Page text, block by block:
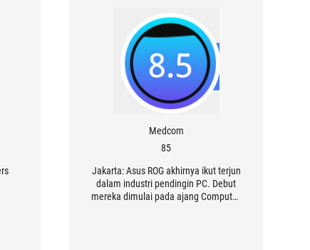
Medcom
85
Jakarta: Asus ROG akhirnya ikut terjun
dalam industri pendingin PC. Debut
mereka dimulai pada ajang Computex